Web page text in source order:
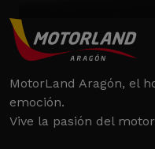
MotorLand Aragón, el
emoción.
Vive la pasión del